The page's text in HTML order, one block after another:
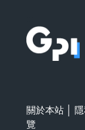
關於本站
覽